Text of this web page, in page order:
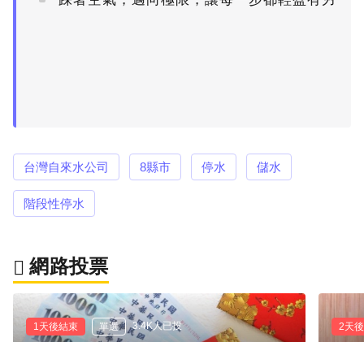
台灣自來水公司 8縣市 停水 儲水
階段性停水
網路投票
1天後結束 單選 3.4K人已投 2天